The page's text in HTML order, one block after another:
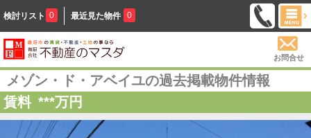
検討リスト 0 最近見た物件 0
お問合せ
メゾン・ド・アベイユの過去掲載物件情報
賃料 ***万円